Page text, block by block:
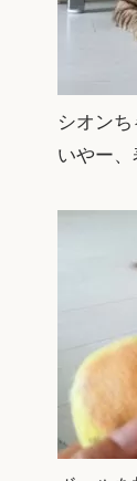
シオン
いやー